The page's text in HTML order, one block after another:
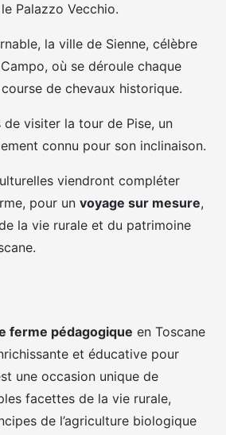
Palazzo Vecchio.
la ville de Sienne, célèbre
où se déroule chaque
de chevaux historique.
de visiter la tour de Pise, un
connu pour son inclinaison.
viendront compléter
pour un voyage sur mesure,
la vie rurale et du patrimoine
ferme pédagogique en Toscane
et éducative pour
une occasion unique de
facettes de la vie rurale,
de l’agriculture biologique